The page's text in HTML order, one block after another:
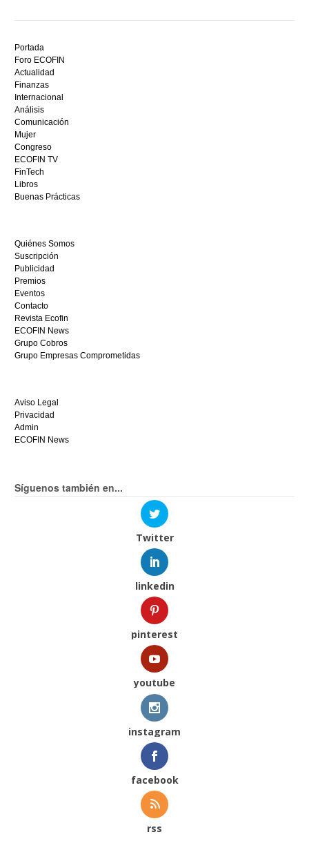
mejor
bono
sin
depósito
casino
en
España,
visita
este
sitio
restaurantedonmauro.es
y
ganar
hoy
mismo.
Portada
Foro ECOFIN
Actualidad
Finanzas
Internacional
Análisis
Comunicación
Mujer
Congreso
ECOFIN TV
FinTech
Libros
Buenas Prácticas
Quiénes Somos
Suscripción
Publicidad
Premios
Eventos
Contacto
Revista Ecofin
ECOFIN News
Grupo Cobros
Grupo Empresas Comprometidas
Aviso Legal
Privacidad
Admin
ECOFIN News
Síguenos también en...
Twitter
linkedin
pinterest
youtube
instagram
facebook
rss